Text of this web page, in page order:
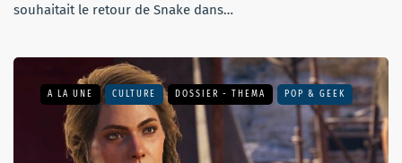
souhaitait le retour de Snake dans…
A LA UNE CULTURE DOSSIER - THEMA POP & GEEK